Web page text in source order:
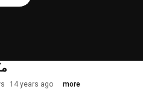
14 years ago more